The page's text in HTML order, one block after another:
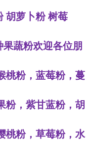
胡萝卜粉 树莓
蔬粉欢迎各位朋
桃粉，蓝莓粉，蔓
粉，紫甘蓝粉，胡
桃粉，草莓粉，水